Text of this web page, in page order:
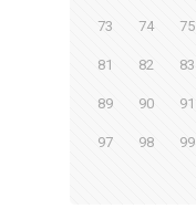
73 74 75
81 82 83
89 90 91
97 98 99